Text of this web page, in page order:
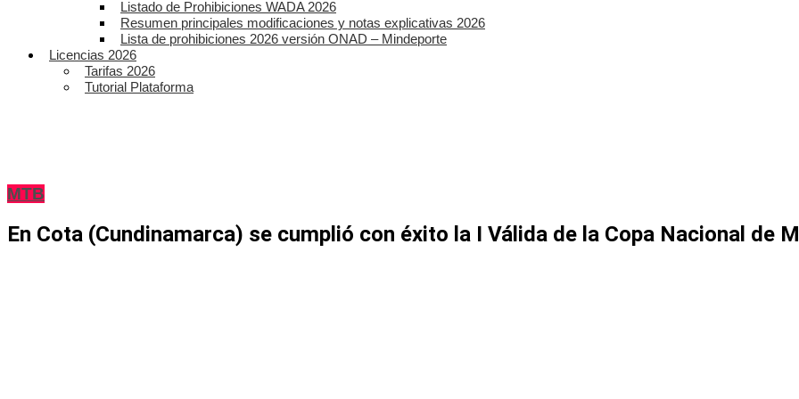
Listado de Prohibiciones WADA 2026
Resumen principales modificaciones y notas explicativas 2026
Lista de prohibiciones 2026 versión ONAD – Mindeporte
Licencias 2026
Tarifas 2026
Tutorial Plataforma
MTB
En Cota (Cundinamarca) se cumplió con éxito la I Válida de la Copa Nacional de